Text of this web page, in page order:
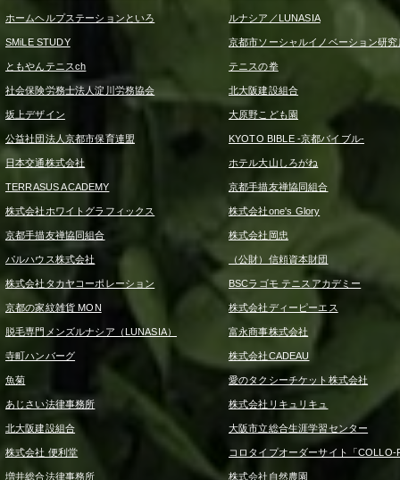
ホームヘルプステーションといろ ルナシア／LUNASIA
SMiLE STUDY 京都市ソーシャルイノベーション研究
ともやんテニスch テニスの拳
社会保険労務士法人淀川労務協会 北大阪建設組合
坂上デザイン 大原野こども園
公益社団法人京都市保育連盟 KYOTO BIBLE -京都バイブル-
日本交通株式会社 ホテル大山しろがね
TERRASUS ACADEMY 京都手描友禅協同組合
株式会社ホワイトグラフィックス 株式会社one's Glory
京都手描友禅協同組合 株式会社岡忠
パルハウス株式会社 （公財）信頼資本財団
株式会社タカヤコーポレーション BSCラゴモ テニスアカデミー
京都の家紋雑貨 MON 株式会社ディーピーエス
脱毛専門メンズルナシア（LUNASIA） 富永商事株式会社
寺町ハンバーグ 株式会社CADEAU
魚菊 愛のタクシーチケット株式会社
あじさい法律事務所 株式会社リキュリキュ
北大阪建設組合 大阪市立総合生涯学習センター
株式会社 便利堂 コロタイプオーダーサイト「COLLO-
増井総合法律事務所 株式会社自然農園